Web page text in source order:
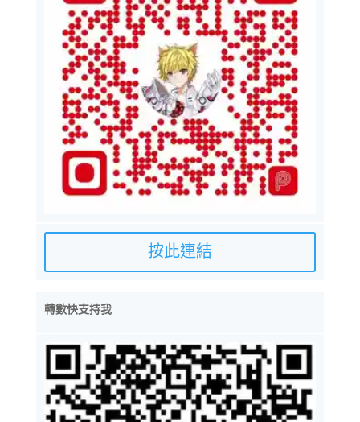
按此連結
轉數快支持我